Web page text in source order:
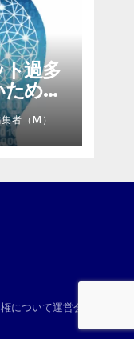
過多
ため
「情
者（M）
について運営会社